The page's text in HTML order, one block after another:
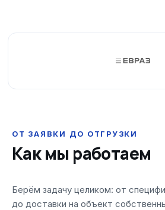
ОТ ЗАЯВКИ ДО ОТГРУЗКИ
Как мы работаем
Берём задачу целиком: от
до доставки на объект